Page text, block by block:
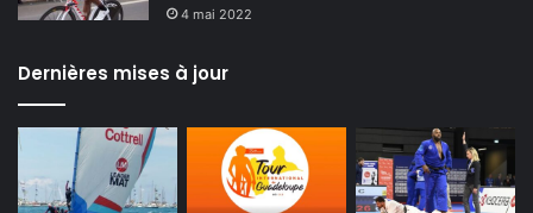
4 mai 2022
Dernières mises à jour